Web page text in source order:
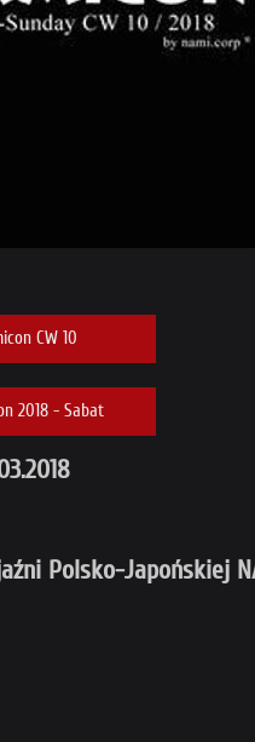
CW 10
2018 - Sabat
Polsko-Japońskiej